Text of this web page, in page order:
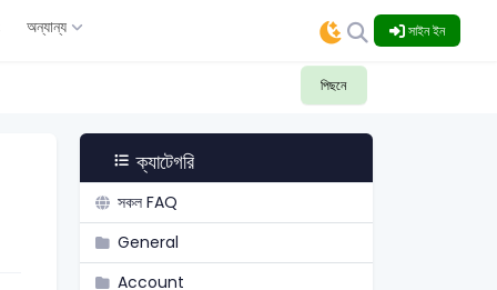
অন্যান্য সাইন ইন
পিছনে
ক্যাটেগরি
সকল FAQ
General
Account